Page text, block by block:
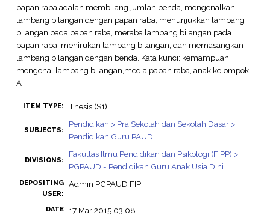
papan raba adalah membilang jumlah benda, mengenalkan
lambang bilangan dengan papan raba, menunjukkan lambang
bilangan pada papan raba, meraba lambang bilangan pada
papan raba, menirukan lambang bilangan, dan memasangkan
lambang bilangan dengan benda. Kata kunci: kemampuan
mengenal lambang bilangan,media papan raba, anak kelompok
A
ITEM TYPE: Thesis (S1)
SUBJECTS:
Pendidikan > Pra Sekolah dan Sekolah Dasar >
Pendidikan Guru PAUD
DIVISIONS:
Fakultas Ilmu Pendidikan dan Psikologi (FIPP) >
PGPAUD - Pendidikan Guru Anak Usia Dini
DEPOSITING
USER:
Admin PGPAUD FIP
DATE 17 Mar 2015 03:08